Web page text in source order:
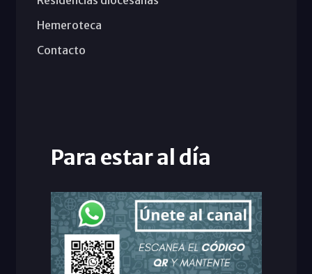
Hemeroteca
Contacto
Para estar al día